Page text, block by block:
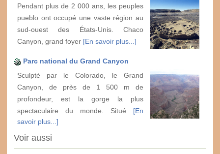
Pendant plus de 2 000 ans, les peuples
pueblo ont occupé une vaste région au
sud-ouest des États-Unis. Chaco
Canyon, grand foyer [En savoir plus...]
Parc national du Grand Canyon
Sculpté par le Colorado, le Grand
Canyon, de près de 1 500 m de
profondeur, est la gorge la plus
spectaculaire du monde. Situé [En
savoir plus...]
Voir aussi